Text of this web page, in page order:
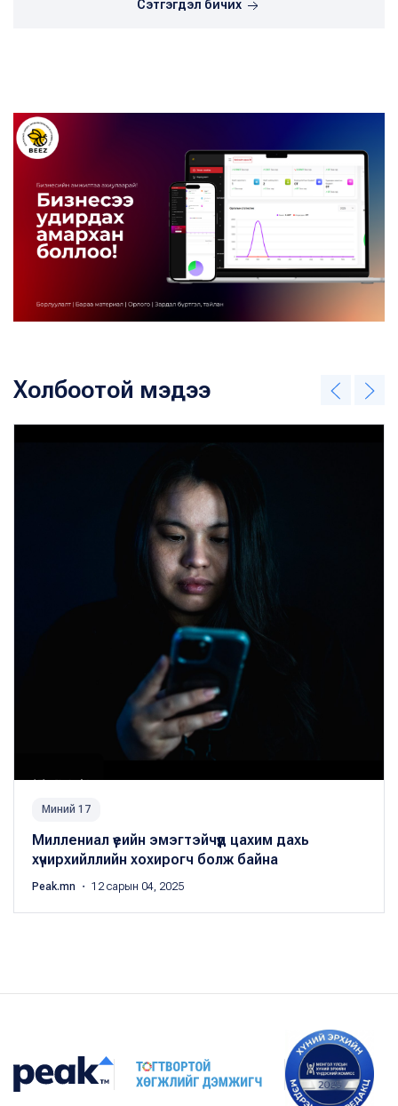
Сэтгэгдэл бичих
Холбоотой мэдээ
Миний 17
Миллениал үеийн эмэгтэйчүүд цахим дахь
хүчирхийллийн хохирогч болж байна
Peak.mn ・ 12 сарын 04, 2025